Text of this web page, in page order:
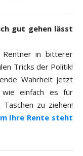
gut gehen lässt
Rentner in bitterer
Tricks der Politik!
Wahrheit jetzt
wie einfach es für
zu ziehen!
Ihre Rente steht